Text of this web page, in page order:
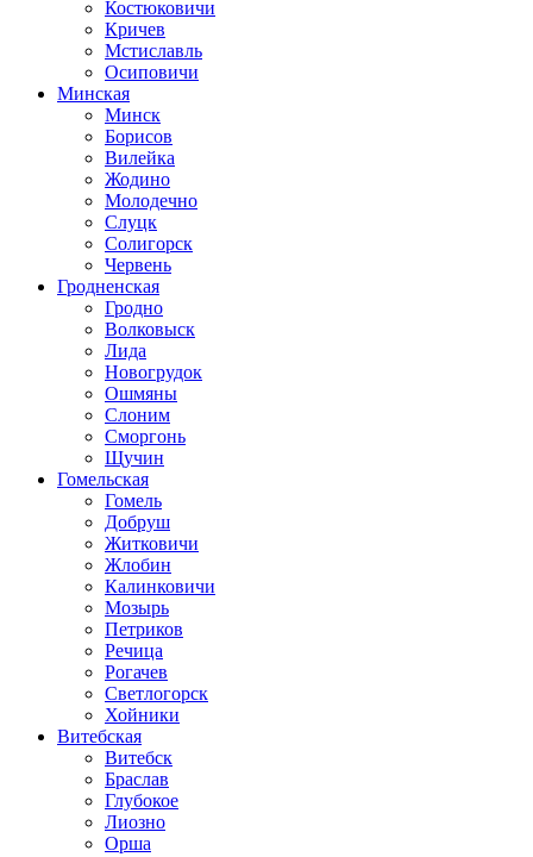
Костюковичи
Кричев
Мстиславль
Осиповичи
Минская
Минск
Борисов
Вилейка
Жодино
Молодечно
Слуцк
Солигорск
Червень
Гродненская
Гродно
Волковыск
Лида
Новогрудок
Ошмяны
Слоним
Сморгонь
Щучин
Гомельская
Гомель
Добруш
Житковичи
Жлобин
Калинковичи
Мозырь
Петриков
Речица
Рогачев
Светлогорск
Хойники
Витебская
Витебск
Браслав
Глубокое
Лиозно
Орша